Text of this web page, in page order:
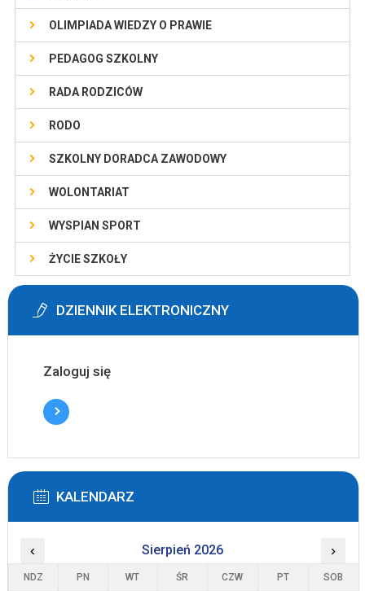
OLIMPIADA WIEDZY O PRAWIE
PEDAGOG SZKOLNY
RADA RODZICÓW
RODO
SZKOLNY DORADCA ZAWODOWY
WOLONTARIAT
WYSPIAN SPORT
ŻYCIE SZKOŁY
DZIENNIK ELEKTRONICZNY
Zaloguj się
KALENDARZ
‹ Sierpień 2026 ›
NDZ PN WT ŚR CZW PT SOB